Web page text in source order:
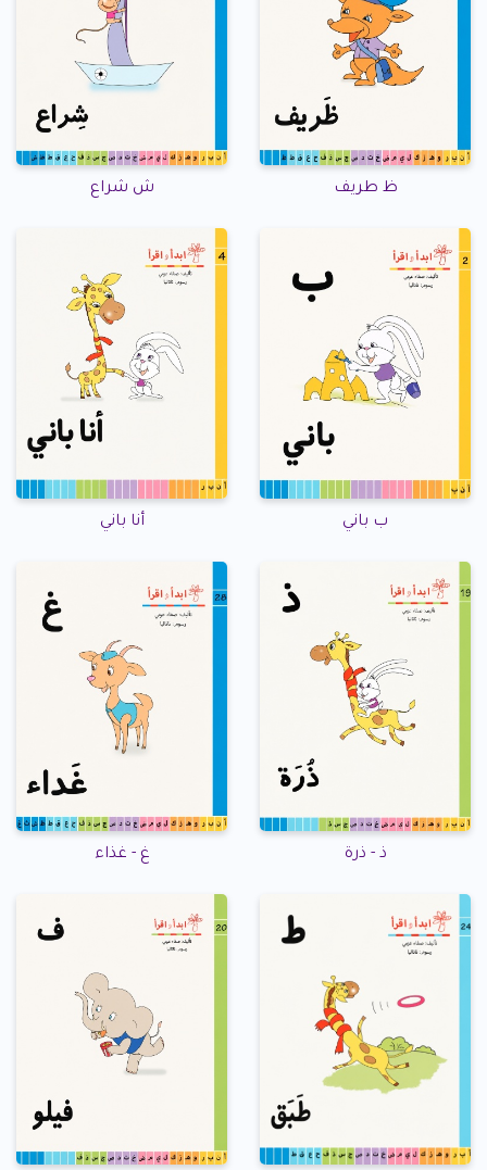
ظ طريف ش شراع
ب باني أنا باني
ذ - ذرة غ - غذاء